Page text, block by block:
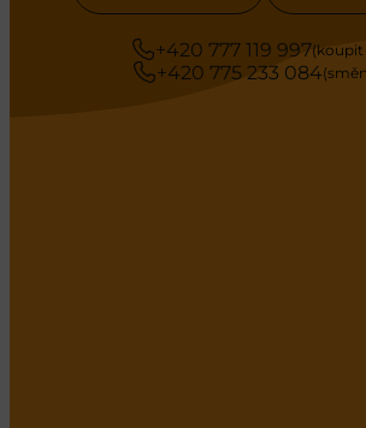
+420 777 119 997(koupit
+420 775 233 084